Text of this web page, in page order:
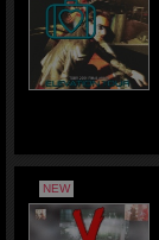
NEW